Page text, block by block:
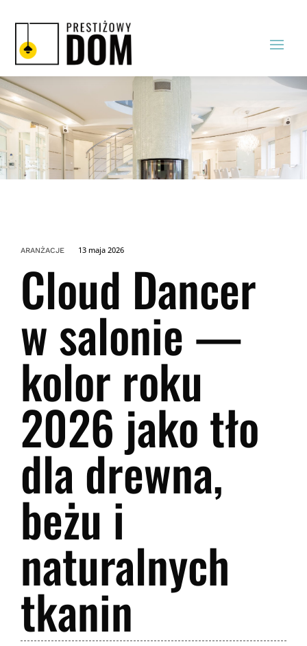
ARANŻACJE 13 maja 2026
Cloud Dancer
w salonie —
kolor roku
2026 jako tło
dla drewna,
beżu i
naturalnych
tkanin